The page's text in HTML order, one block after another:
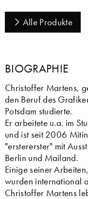
Alle Produkte
BIOGRAPHIE
Christoffer Martens,
den Beruf des
Potsdam studierte.
Er arbeitete u.a. im
und ist seit 2006
"erstererster" mit
Berlin und Mailand.
Einige seiner
wurden international
Christoffer Martens